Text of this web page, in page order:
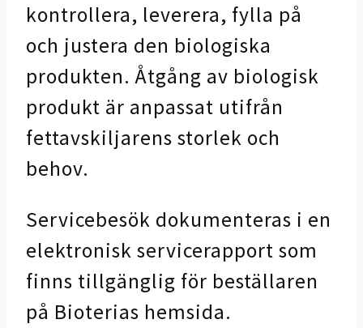
kontrollera, leverera, fylla på
och justera den biologiska
produkten. Åtgång av biologisk
produkt är anpassat utifrån
fettavskiljarens storlek och
behov.
Servicebesök dokumenteras i en
elektronisk servicerapport som
finns tillgänglig för beställaren
på Bioterias hemsida.